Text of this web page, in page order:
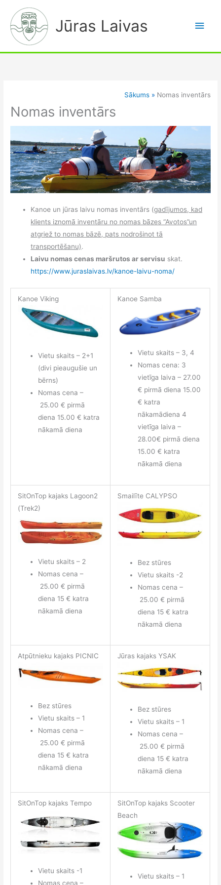
content
Jūras Laivas
Sākums Nomas inventārs
Nomas inventārs
Kanoe un jūras laivu nomas inventārs (gadījumos, kad
klients iznomā inventāru no nomas bāzes “Avotos”un
atgriež to nomas bāzē, pats nodrošinot tā
transportēšanu).
Laivu nomas cenas maršrutos ar servisu skat.
https://www.juraslaivas.lv/kanoe-laivu-noma/
Kanoe Viking
Vietu skaits – 2+1
(divi pieaugušie un
bērns)
Nomas cena –
25.00 € pirmā
diena 15.00 € katra
nākamā diena
Kanoe Samba
Vietu skaits – 3, 4
Nomas cena: 3
vietīga laiva – 27.00
€ pirmā diena 15.00
€ katra
nākamādiena 4
vietīga laiva –
28.00€ pirmā diena
15.00 € katra
nākamā diena
SitOnTop kajaks Lagoon2
(Trek2)
Vietu skaits – 2
Nomas cena –
25.00 € pirmā
diena 15 € katra
nākamā diena
Smailīte CALYPSO
Bez stūres
Vietu skaits -2
Nomas cena –
25.00 € pirmā
diena 15 € katra
nākamā diena
Atpūtnieku kajaks PICNIC
Bez stūres
Vietu skaits – 1
Nomas cena –
25.00 € pirmā
diena 15 € katra
nākamā diena
Jūras kajaks YSAK
Bez stūres
Vietu skaits – 1
Nomas cena –
25.00 € pirmā
diena 15 € katra
nākamā diena
SitOnTop kajaks Tempo
Vietu skaits -1
Nomas cena –
SitOnTop kajaks Scooter
Beach
Vietu skaits – 1